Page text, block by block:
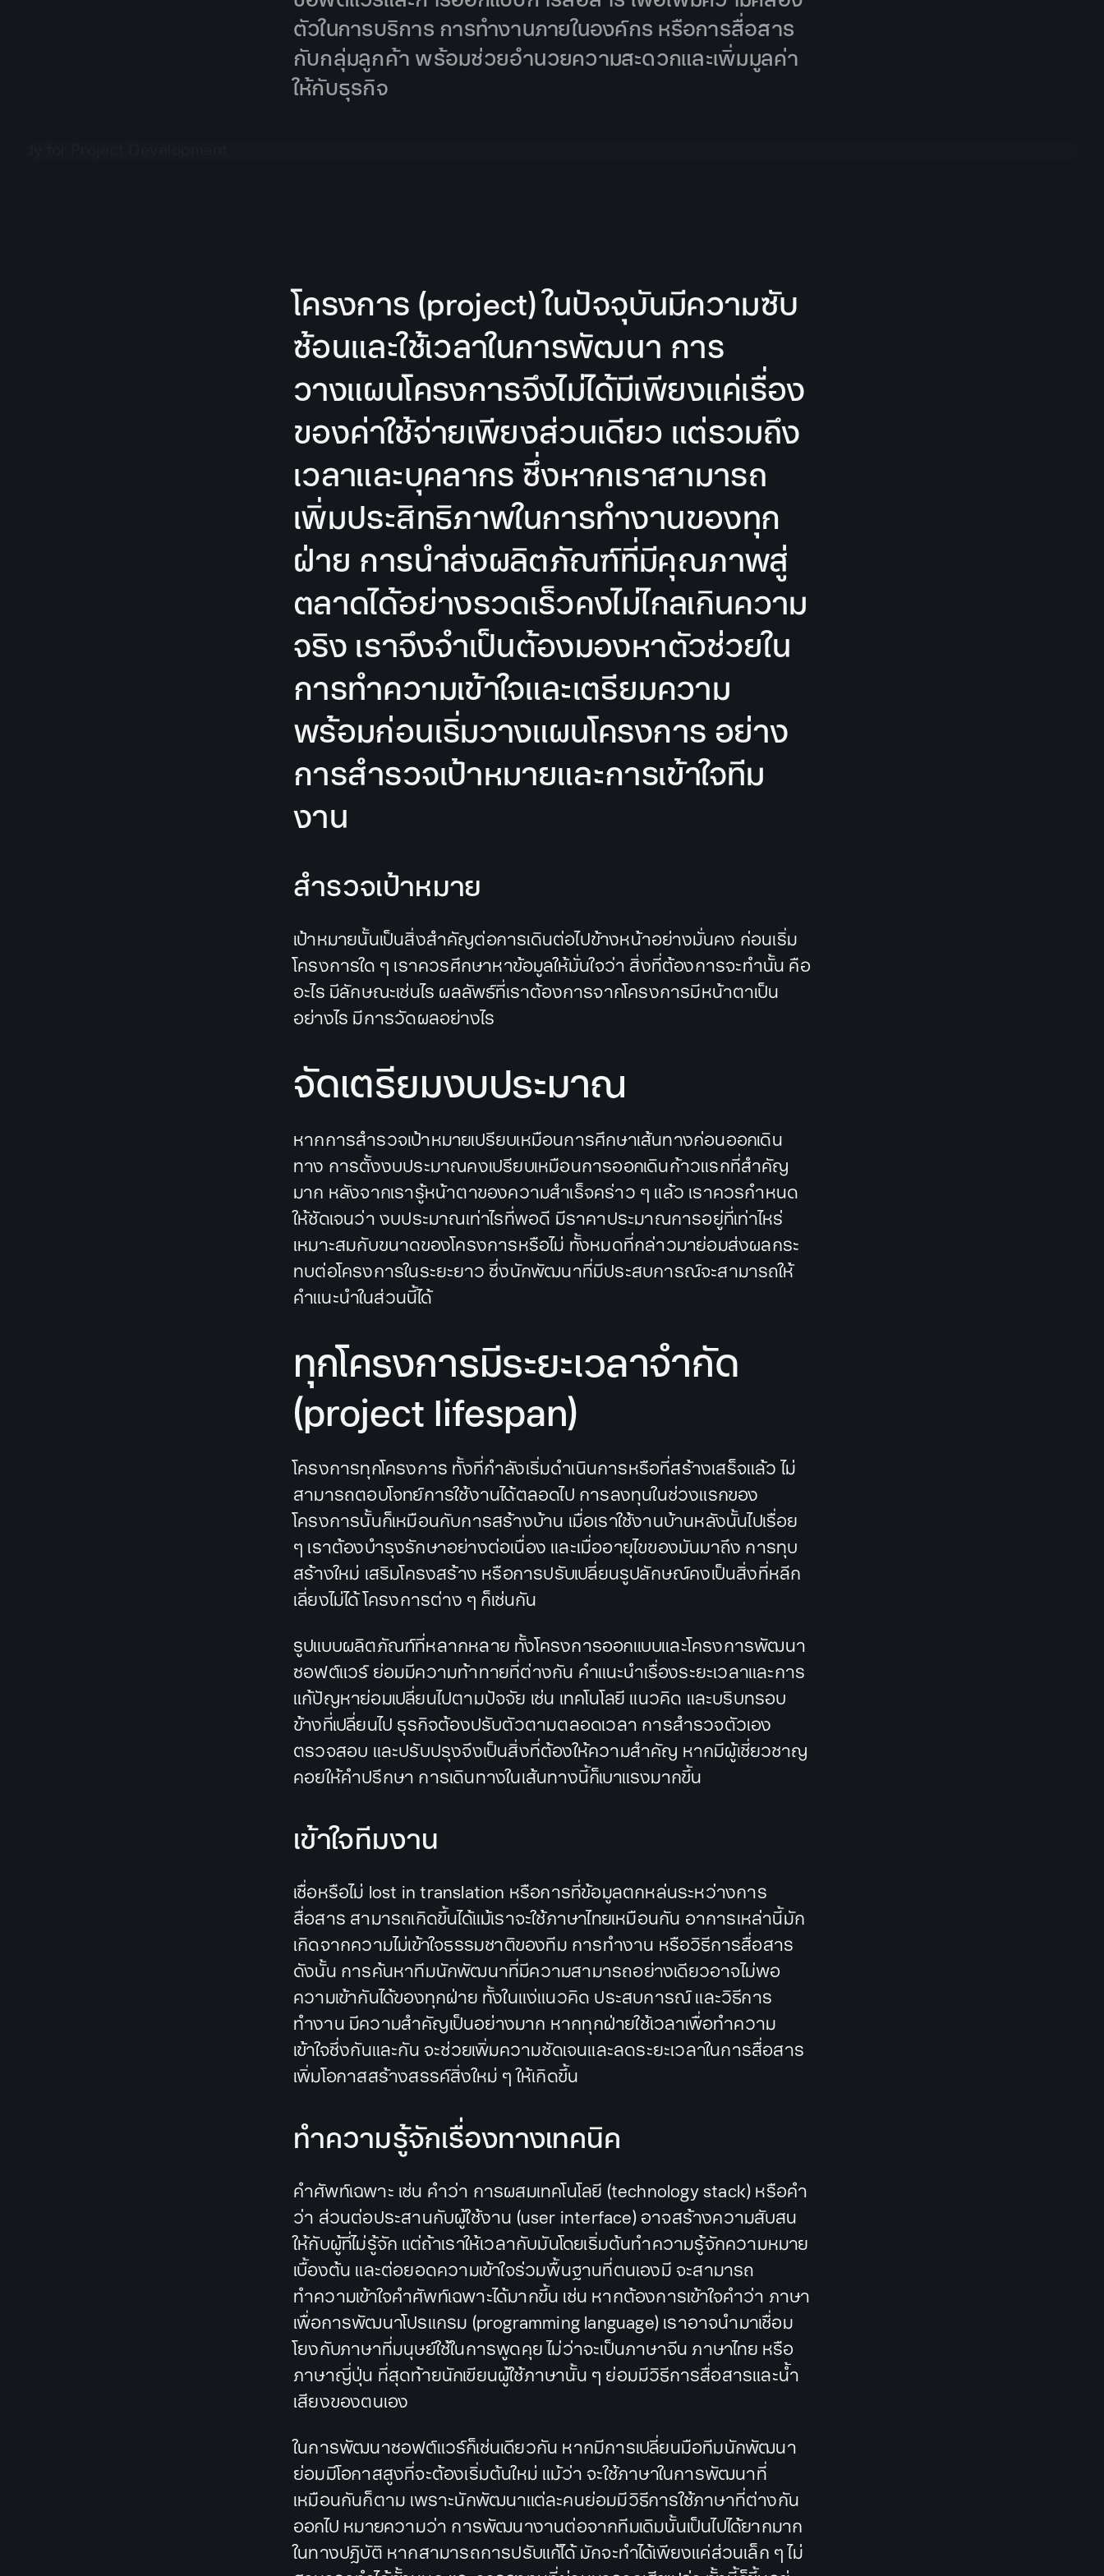
ตัวในการบริการ การทำงานภายในองค์กร หรือการสื่อสาร
กับกลุ่มลูกค้า พร้อมช่วยอำนวยความสะดวกและเพิ่มมูลค่า
ให้กับธุรกิจ
โครงการ (project) ในปัจจุบันมีความซับ
ซ้อนและใช้เวลาในการพัฒนา การ
วางแผนโครงการจึงไม่ได้มีเพียงแค่เรื่อง
ของค่าใช้จ่ายเพียงส่วนเดียว แต่รวมถึง
เวลาและบุคลากร ซึ่งหากเราสามารถ
เพิ่มประสิทธิภาพในการทำงานของทุก
ฝ่าย การนำส่งผลิตภัณฑ์ที่มีคุณภาพสู่
ตลาดได้อย่างรวดเร็วคงไม่ไกลเกินความ
จริง เราจึงจำเป็นต้องมองหาตัวช่วยใน
การทำความเข้าใจและเตรียมความ
พร้อมก่อนเริ่มวางแผนโครงการ อย่าง
การสำรวจเป้าหมายและการเข้าใจทีม
งาน
สำรวจเป้าหมาย
เป้าหมายนั้นเป็นสิ่งสำคัญต่อการเดินต่อไปข้างหน้าอย่างมั่นคง ก่อนเริ่ม
โครงการใด ๆ เราควรศึกษาหาข้อมูลให้มั่นใจว่า สิ่งที่ต้องการจะทำนั้น คือ
อะไร มีลักษณะเช่นไร ผลลัพธ์ที่เราต้องการจากโครงการมีหน้าตาเป็น
อย่างไร มีการวัดผลอย่างไร
จัดเตรียมงบประมาณ
หากการสำรวจเป้าหมายเปรียบเหมือนการศึกษาเส้นทางก่อนออกเดิน
ทาง การตั้งงบประมาณคงเปรียบเหมือนการออกเดินก้าวแรกที่สำคัญ
มาก หลังจากเรารู้หน้าตาของความสำเร็จคร่าว ๆ แล้ว เราควรกำหนด
ให้ชัดเจนว่า งบประมาณเท่าไรที่พอดี มีราคาประมาณการอยู่ที่เท่าไหร่
เหมาะสมกับขนาดของโครงการหรือไม่ ทั้งหมดที่กล่าวมาย่อมส่งผลกระ
ทบต่อโครงการในระยะยาว ซึ่งนักพัฒนาที่มีประสบการณ์จะสามารถให้
คำแนะนำในส่วนนี้ได้
ทุกโครงการมีระยะเวลาจำกัด
(project lifespan)
โครงการทุกโครงการ ทั้งที่กำลังเริ่มดำเนินการหรือที่สร้างเสร็จแล้ว ไม่
สามารถตอบโจทย์การใช้งานได้ตลอดไป การลงทุนในช่วงแรกของ
โครงการนั้นก็เหมือนกับการสร้างบ้าน เมื่อเราใช้งานบ้านหลังนั้นไปเรื่อย
ๆ เราต้องบำรุงรักษาอย่างต่อเนื่อง และเมื่ออายุไขของมันมาถึง การทุบ
สร้างใหม่ เสริมโครงสร้าง หรือการปรับเปลี่ยนรูปลักษณ์คงเป็นสิ่งที่หลีก
เลี่ยงไม่ได้ โครงการต่าง ๆ ก็เช่นกัน
รูปแบบผลิตภัณฑ์ที่หลากหลาย ทั้งโครงการออกแบบและโครงการพัฒนา
ซอฟต์แวร์ ย่อมมีความท้าทายที่ต่างกัน คำแนะนำเรื่องระยะเวลาและการ
แก้ปัญหาย่อมเปลี่ยนไปตามปัจจัย เช่น เทคโนโลยี แนวคิด และบริบทรอบ
ข้างที่เปลี่ยนไป ธุรกิจต้องปรับตัวตามตลอดเวลา การสำรวจตัวเอง
ตรวจสอบ และปรับปรุงจึงเป็นสิ่งที่ต้องให้ความสำคัญ หากมีผู้เชี่ยวชาญ
คอยให้คำปรึกษา การเดินทางในเส้นทางนี้ก็เบาแรงมากขึ้น
เข้าใจทีมงาน
เชื่อหรือไม่ lost in translation หรือการที่ข้อมูลตกหล่นระหว่างการ
สื่อสาร สามารถเกิดขึ้นได้แม้เราจะใช้ภาษาไทยเหมือนกัน อาการเหล่านี้มัก
เกิดจากความไม่เข้าใจธรรมชาติของทีม การทำงาน หรือวิธีการสื่อสาร
ดังนั้น การค้นหาทีมนักพัฒนาที่มีความสามารถอย่างเดียวอาจไม่พอ
ความเข้ากันได้ของทุกฝ่าย ทั้งในแง่แนวคิด ประสบการณ์ และวิธีการ
ทำงาน มีความสำคัญเป็นอย่างมาก หากทุกฝ่ายใช้เวลาเพื่อทำความ
เข้าใจซึ่งกันและกัน จะช่วยเพิ่มความชัดเจนและลดระยะเวลาในการสื่อสาร
เพิ่มโอกาสสร้างสรรค์สิ่งใหม่ ๆ ให้เกิดขึ้น
ทำความรู้จักเรื่องทางเทคนิค
คำศัพท์เฉพาะ เช่น คำว่า การผสมเทคโนโลยี (technology stack) หรือคำ
ว่า ส่วนต่อประสานกับผู้ใช้งาน (user interface) อาจสร้างความสับสน
ให้กับผู้ที่ไม่รู้จัก แต่ถ้าเราให้เวลากับมันโดยเริ่มต้นทำความรู้จักความหมาย
เบื้องต้น และต่อยอดความเข้าใจร่วมพื้นฐานที่ตนเองมี จะสามารถ
ทำความเข้าใจคำศัพท์เฉพาะได้มากขึ้น เช่น หากต้องการเข้าใจคำว่า ภาษา
เพื่อการพัฒนาโปรแกรม (programming language) เราอาจนำมาเชื่อม
โยงกับภาษาที่มนุษย์ใช้ในการพูดคุย ไม่ว่าจะเป็นภาษาจีน ภาษาไทย หรือ
ภาษาญี่ปุ่น ที่สุดท้ายนักเขียนผู้ใช้ภาษานั้น ๆ ย่อมมีวิธีการสื่อสารและน้ำ
เสียงของตนเอง
ในการพัฒนาซอฟต์แวร์ก็เช่นเดียวกัน หากมีการเปลี่ยนมือทีมนักพัฒนา
ย่อมมีโอกาสสูงที่จะต้องเริ่มต้นใหม่ แม้ว่า จะใช้ภาษาในการพัฒนาที่
เหมือนกันก็ตาม เพราะนักพัฒนาแต่ละคนย่อมมีวิธีการใช้ภาษาที่ต่างกัน
ออกไป หมายความว่า การพัฒนางานต่อจากทีมเดิมนั้นเป็นไปได้ยากมาก
ในทางปฎิบัติ หากสามารถการปรับแก้ได้ มักจะทำได้เพียงแค่ส่วนเล็ก ๆ ไม่